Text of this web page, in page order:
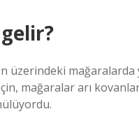
mağaralarda
mağaralar arı